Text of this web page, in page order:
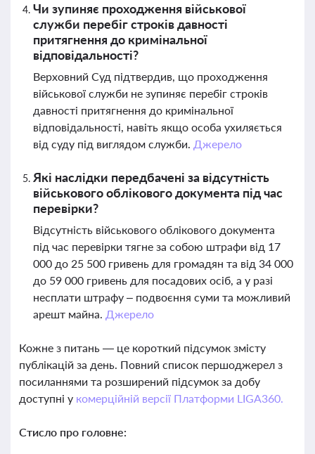
Чи зупиняє проходження військової
служби перебіг строків давності
притягнення до кримінальної
відповідальності?
Верховний Суд підтвердив, що проходження
військової служби не зупиняє перебіг строків
давності притягнення до кримінальної
відповідальності, навіть якщо особа ухиляється
від суду під виглядом служби. Джерело
Які наслідки передбачені за відсутність
військового облікового документа під час
перевірки?
Відсутність військового облікового документа
під час перевірки тягне за собою штрафи від 17
000 до 25 500 гривень для громадян та від 34 000
до 59 000 гривень для посадових осіб, а у разі
несплати штрафу – подвоєння суми та можливий
арешт майна. Джерело
Кожне з питань — це короткий підсумок змісту
публікацій за день. Повний список першоджерел з
посиланнями та розширений підсумок за добу
доступні у комерційній версії Платформи LIGA360.
Стисло про головне: